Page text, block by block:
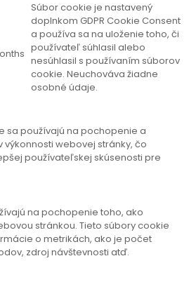
Súbor cookie je nastavený
doplnkom GDPR Cookie Consent
a používa sa na uloženie toho, či
používateľ súhlasil alebo
nesúhlasil s používaním súborov
cookie. Neuchováva žiadne
osobné údaje.
sa používajú na pochopenie a
webovej stránky, čo
používateľskej skúsenosti pre
na pochopenie toho, ako
stránkou. Tieto súbory cookie
o metrikách, ako je počet
zdroj návštevnosti atď.